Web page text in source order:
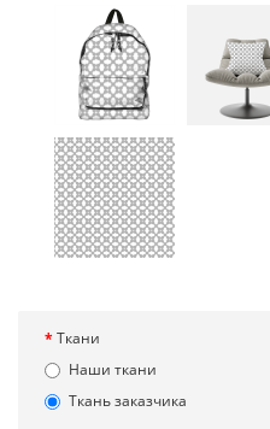
Ткани
Наши ткани
Ткань заказчика